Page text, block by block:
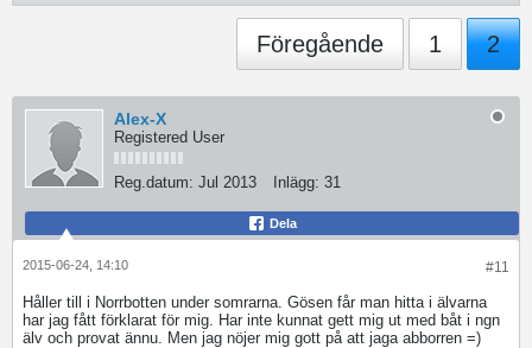
Föregående 1 2
Alex-X
Registered User
Reg.datum: Jul 2013 Inlägg: 31
Dela
#11
2015-06-24, 14:10
Håller till i Norrbotten under somrarna. Gösen får man hitta i älvarna
har jag fått förklarat för mig. Har inte kunnat gett mig ut med båt i ngn
älv och provat ännu. Men jag nöjer mig gott på att jaga abborren =)